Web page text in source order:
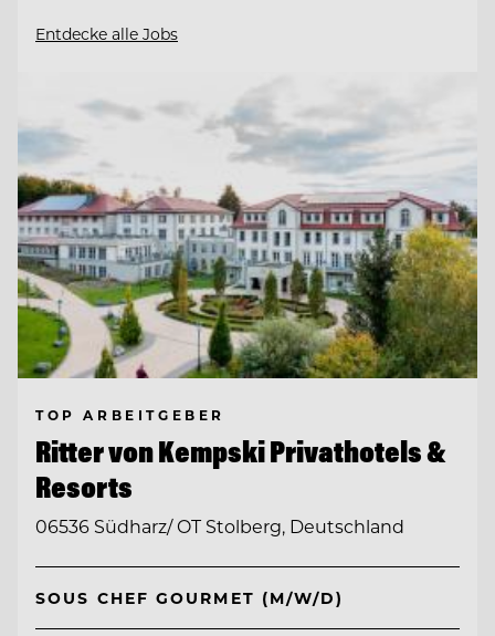
Entdecke alle Jobs
TOP ARBEITGEBER
Ritter von Kempski Privathotels &
Resorts
06536 Südharz/ OT Stolberg, Deutschland
SOUS CHEF GOURMET (M/W/D)